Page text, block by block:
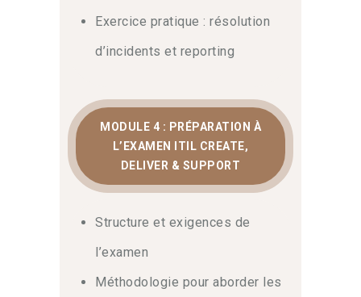
Exercice pratique : résolution
d’incidents et reporting
MODULE 4 : PRÉPARATION À
L’EXAMEN ITIL CREATE,
DELIVER & SUPPORT
Structure et exigences de
l’examen
Méthodologie pour aborder les